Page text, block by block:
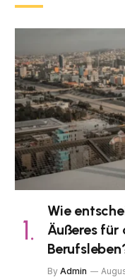
Wie
Äußeres für
By Admin